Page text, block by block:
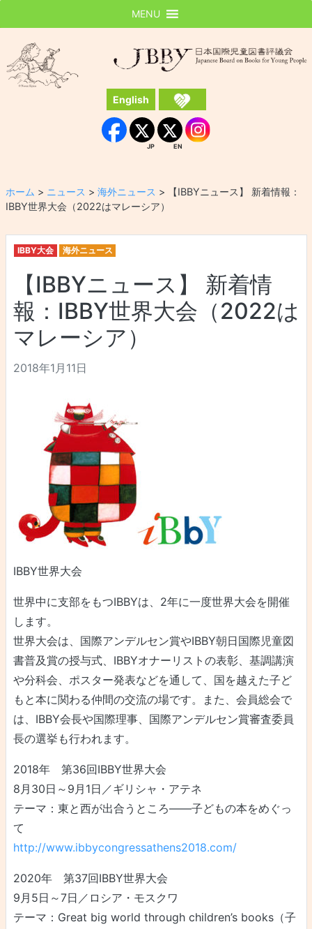
JBBY
English
Facebook
JP
JP
EN
EN Instagram
MENU
ホーム > ニュース > 海外ニュース >
【IBBYニュース】 新着情報：
IBBY世界大会（2022はマレーシア）
IBBY大会 海外ニュース
【IBBYニュース】 新着情
報：IBBY世界大会（2022は
マレーシア）
2018年1月11日
IBBY世界大会
世界中に支部をもつIBBYは、2年に一度世界大会を開催
します。
世界大会は、国際アンデルセン賞やIBBY朝日国際児童図
書普及賞の授与式、IBBYオナーリストの表彰、基調講演
や分科会、ポスター発表などを通して、国を越えた子ど
もと本に関わる仲間の交流の場です。また、会員総会で
は、IBBY会長や国際理事、国際アンデルセン賞審査委員
長の選挙も行われます。
2018年 第36回IBBY世界大会
8月30日～9月1日／ギリシャ・アテネ
テーマ：東と西が出合うところ――子どもの本をめぐっ
て
http://www.ibbycongressathens2018.com/
2020年 第37回IBBY世界大会
9月5日～7日／ロシア・モスクワ
テーマ：Great big world through children’s books（子